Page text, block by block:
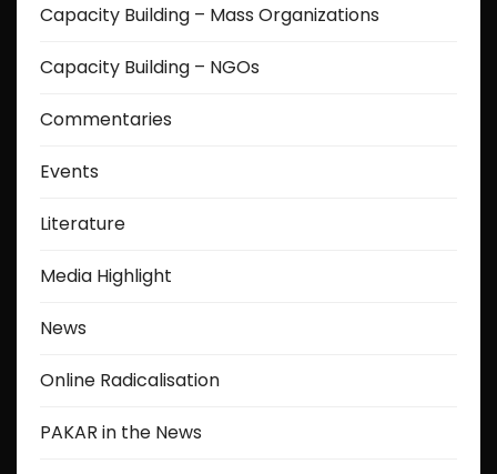
Capacity Building – Mass Organizations
Capacity Building – NGOs
Commentaries
Events
Literature
Media Highlight
News
Online Radicalisation
PAKAR in the News